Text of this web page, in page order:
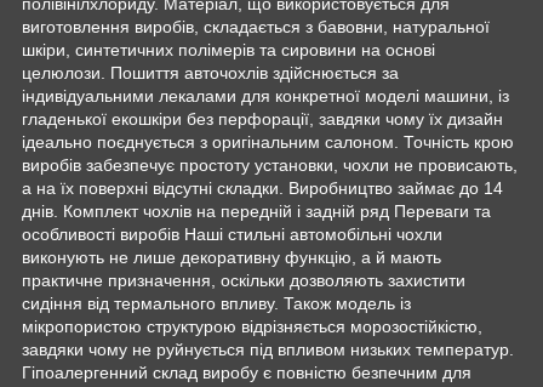
виготовлення виробів, складається з бавовни, натуральної
шкіри, синтетичних полімерів та сировини на основі
целюлози. Пошиття авточохлів здійснюється за
індивідуальними лекалами для конкретної моделі машини, із
гладенької екошкіри без перфорації, завдяки чому їх дизайн
ідеально поєднується з оригінальним салоном. Точність крою
виробів забезпечує простоту установки, чохли не провисають,
а на їх поверхні відсутні складки. Виробництво займає до 14
днів. Комплект чохлів на передній і задній ряд Переваги та
особливості виробів Наші стильні автомобільні чохли
виконують не лише декоративну функцію, а й мають
практичне призначення, оскільки дозволяють захистити
сидіння від термального впливу. Також модель із
мікропористою структурою відрізняється морозостійкістю,
завдяки чому не руйнується під впливом низьких температур.
Гіпоалергенний склад виробу є повністю безпечним для